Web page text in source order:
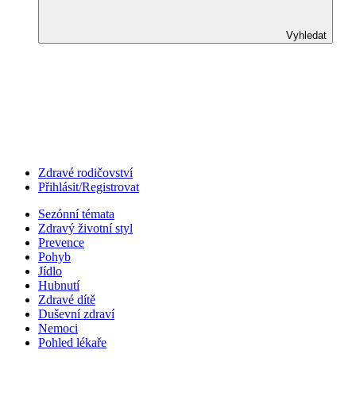
Vyhledat
Zdravé rodičovství
Přihlásit/Registrovat
Sezónní témata
Zdravý životní styl
Prevence
Pohyb
Jídlo
Hubnutí
Zdravé dítě
Duševní zdraví
Nemoci
Pohled lékaře